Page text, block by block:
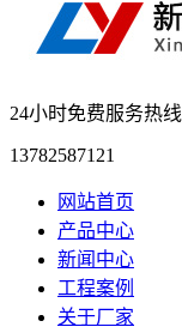
24小时免费服务热线
13782587121
网站首页
产品中心
新闻中心
工程案例
关于厂家